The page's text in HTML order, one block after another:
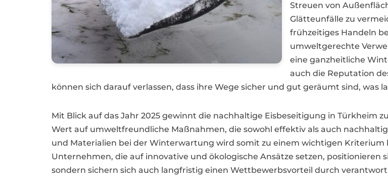
Streuen von
Glätteunfälle zu
frühzeitiges Handeln
umweltgerechte
eine ganzheitliche
auch die Reputation
können sich darauf verlassen, dass ihre Wege sicher und gut geräumt sind,
Mit Blick auf das Jahr 2025 gewinnt die nachhaltige Eisbeseitigung in
Wert auf umweltfreundliche Maßnahmen, die sowohl effektiv als auch
und Materialien bei der Winterwartung wird somit zu einem wichtigen Kriterium
Unternehmen, die auf innovative und ökologische Ansätze setzen, positionieren
sondern sichern sich auch langfristig einen Wettbewerbsvorteil durch